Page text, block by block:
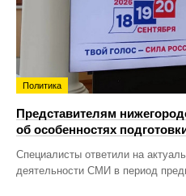
Политика
Представителям
об особенностях
Специалисты ответили на
деятельности СМИ в период